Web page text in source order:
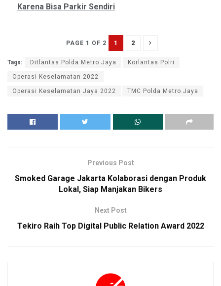
Karena Bisa Parkir Sendiri
PAGE 1 OF 2 1 2
Tags: Ditlantas Polda Metro Jaya Korlantas Polri
Operasi Keselamatan 2022
Operasi Keselamatan Jaya 2022 TMC Polda Metro Jaya
Previous Post
Smoked Garage Jakarta Kolaborasi dengan Produk
Lokal, Siap Manjakan Bikers
Next Post
Tekiro Raih Top Digital Public Relation Award 2022